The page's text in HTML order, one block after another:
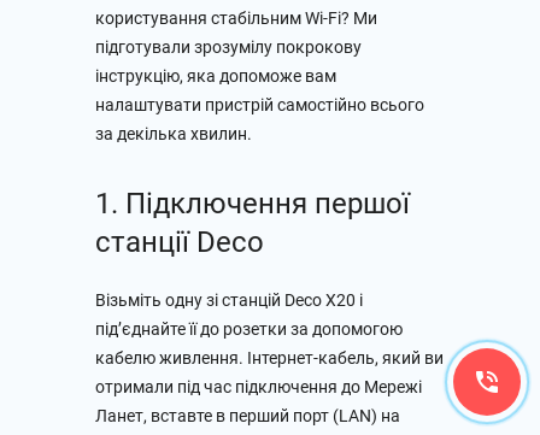
користування стабільним Wi-Fi? Ми
підготували зрозумілу покрокову
інструкцію, яка допоможе вам
налаштувати пристрій самостійно всього
за декілька хвилин.
1. Підключення першої
станції Deco
Візьміть одну зі станцій Deco X20 і
під’єднайте її до розетки за допомогою
кабелю живлення. Інтернет-кабель, який ви
отримали під час підключення до Мережі
Ланет, вставте в перший порт (LAN) на